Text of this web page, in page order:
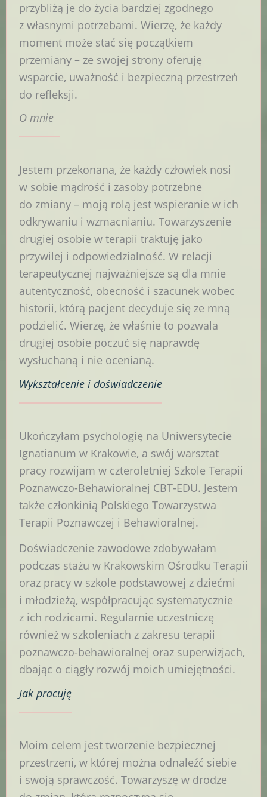
przybliżą je do życia bardziej zgodnego
z własnymi potrzebami. Wierzę, że każdy
moment może stać się początkiem
przemiany – ze swojej strony oferuję
wsparcie, uważność i bezpieczną przestrzeń
do refleksji.
O mnie
Jestem przekonana, że każdy człowiek nosi
w sobie mądrość i zasoby potrzebne
do zmiany – moją rolą jest wspieranie w ich
odkrywaniu i wzmacnianiu. Towarzyszenie
drugiej osobie w terapii traktuję jako
przywilej i odpowiedzialność. W relacji
terapeutycznej najważniejsze są dla mnie
autentyczność, obecność i szacunek wobec
historii, którą pacjent decyduje się ze mną
podzielić. Wierzę, że właśnie to pozwala
drugiej osobie poczuć się naprawdę
wysłuchaną i nie ocenianą.
Wykształcenie i doświadczenie
Ukończyłam psychologię na Uniwersytecie
Ignatianum w Krakowie, a swój warsztat
pracy rozwijam w czteroletniej Szkole Terapii
Poznawczo-Behawioralnej CBT-EDU. Jestem
także członkinią Polskiego Towarzystwa
Terapii Poznawczej i Behawioralnej.
Doświadczenie zawodowe zdobywałam
podczas stażu w Krakowskim Ośrodku Terapii
oraz pracy w szkole podstawowej z dziećmi
i młodzieżą, współpracując systematycznie
z ich rodzicami. Regularnie uczestniczę
również w szkoleniach z zakresu terapii
poznawczo-behawioralnej oraz superwizjach,
dbając o ciągły rozwój moich umiejętności.
Jak pracuję
Moim celem jest tworzenie bezpiecznej
przestrzeni, w której można odnaleźć siebie
i swoją sprawczość. Towarzyszę w drodze